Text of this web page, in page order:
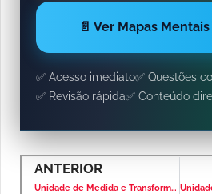
📄 Ver Mapas
✅ Acesso imediato✅ Questões
✅ Revisão rápida✅ Conteúdo
ANTERIOR
Unidade de Medida e Transformação: Comprimento (Metro m)